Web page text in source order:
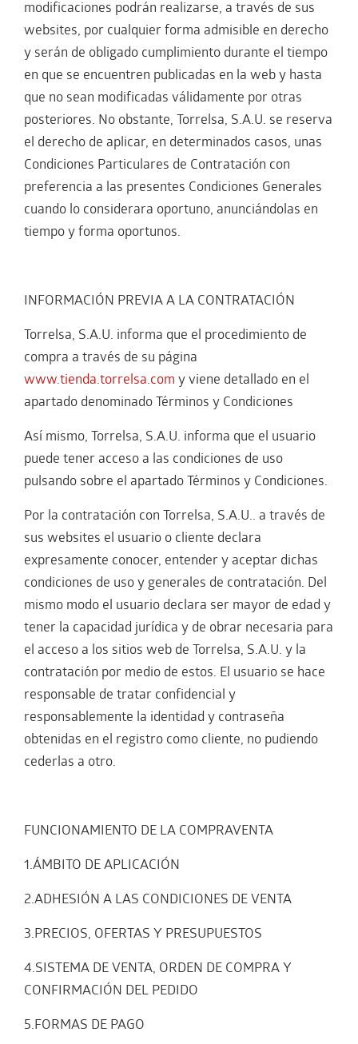
modificaciones podrán realizarse, a través de sus
websites, por cualquier forma admisible en derecho
y serán de obligado cumplimiento durante el tiempo
en que se encuentren publicadas en la web y hasta
que no sean modificadas válidamente por otras
posteriores. No obstante, Torrelsa, S.A.U. se reserva
el derecho de aplicar, en determinados casos, unas
Condiciones Particulares de Contratación con
preferencia a las presentes Condiciones Generales
cuando lo considerara oportuno, anunciándolas en
tiempo y forma oportunos.
INFORMACIÓN PREVIA A LA CONTRATACIÓN
Torrelsa, S.A.U. informa que el procedimiento de
compra a través de su página
www.tienda.torrelsa.com y viene detallado en el
apartado denominado Términos y Condiciones
Así mismo, Torrelsa, S.A.U. informa que el usuario
puede tener acceso a las condiciones de uso
pulsando sobre el apartado Términos y Condiciones.
Por la contratación con Torrelsa, S.A.U.. a través de
sus websites el usuario o cliente declara
expresamente conocer, entender y aceptar dichas
condiciones de uso y generales de contratación. Del
mismo modo el usuario declara ser mayor de edad y
tener la capacidad jurídica y de obrar necesaria para
el acceso a los sitios web de Torrelsa, S.A.U. y la
contratación por medio de estos. El usuario se hace
responsable de tratar confidencial y
responsablemente la identidad y contraseña
obtenidas en el registro como cliente, no pudiendo
cederlas a otro.
FUNCIONAMIENTO DE LA COMPRAVENTA
1.ÁMBITO DE APLICACIÓN
2.ADHESIÓN A LAS CONDICIONES DE VENTA
3.PRECIOS, OFERTAS Y PRESUPUESTOS
4.SISTEMA DE VENTA, ORDEN DE COMPRA Y
CONFIRMACIÓN DEL PEDIDO
5.FORMAS DE PAGO